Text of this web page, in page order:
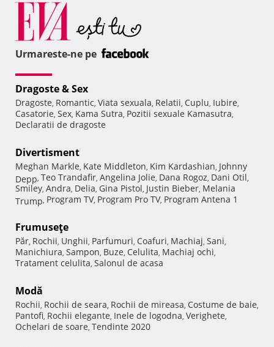
Urmareste-ne pe
Dragoste & Sex
Dragoste, Romantic, Viata sexuala, Relatii, Cuplu, Iubire,
Casatorie, Sex, Kama Sutra, Pozitii sexuale Kamasutra,
Declaratii de dragoste
Divertisment
Meghan Markle, Kate Middleton, Kim Kardashian, Johnny
Depp, Teo Trandafir, Angelina Jolie, Dana Rogoz, Dani Otil,
Smiley, Andra, Delia, Gina Pistol, Justin Bieber, Melania
Trump, Program TV, Program Pro TV, Program Antena 1
Frumuseţe
Păr, Rochii, Unghii, Parfumuri, Coafuri, Machiaj, Sani,
Manichiura, Sampon, Buze, Celulita, Machiaj ochi,
Tratament celulita, Salonul de acasa
Modă
Rochii, Rochii de seara, Rochii de mireasa, Costume de baie,
Pantofi, Rochii elegante, Inele de logodna, Verighete,
Ochelari de soare, Tendinte 2020